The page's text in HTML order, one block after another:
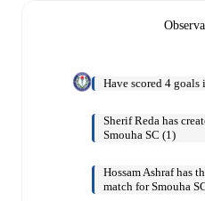
Have scored 4 goals
Sherif Reda has
Smouha SC (1)
Hossam Ashraf has
match for Smouha